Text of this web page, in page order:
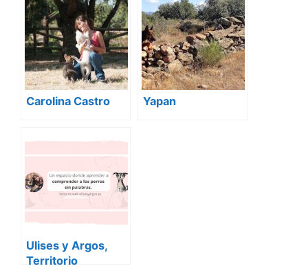
Carolina Castro Yapan
Ulises y Argos,
Territorio